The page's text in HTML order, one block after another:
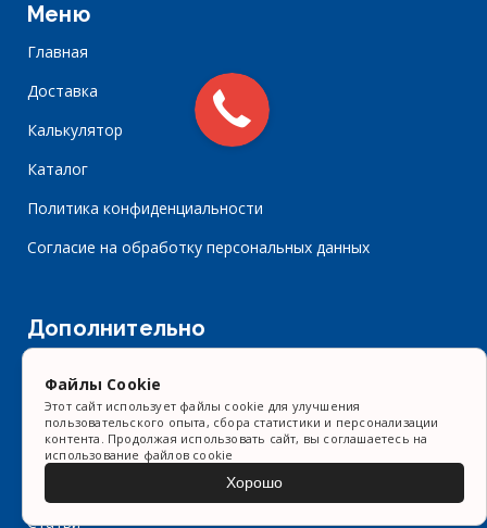
Меню
Главная
Доставка
Калькулятор
Каталог
Политика конфиденциальности
Согласие на обработку персональных данных
Дополнительно
Видео
Контакты
Статьи
Файлы Cookie
Этот сайт использует файлы cookie для улучшения
пользовательского опыта, сбора статистики и персонализации
контента. Продолжая использовать сайт, вы соглашаетесь на
использование файлов cookie
Хорошо